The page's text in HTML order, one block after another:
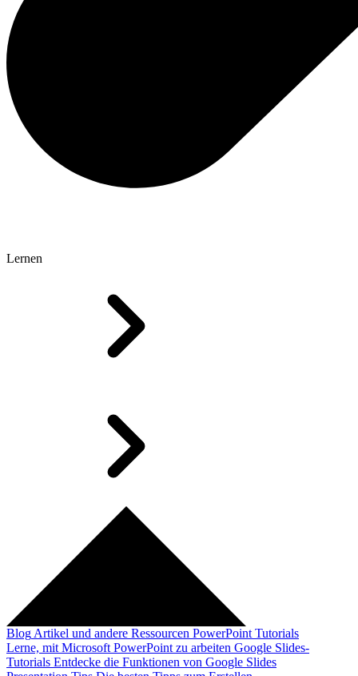
Lernen
Blog Artikel und andere Ressourcen PowerPoint Tutorials
Lerne, mit Microsoft PowerPoint zu arbeiten Google Slides-
Tutorials Entdecke die Funktionen von Google Slides